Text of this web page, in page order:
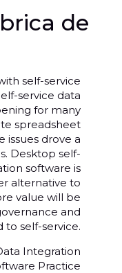
de
self-service
service data
for many
spreadsheet
issues drove a
Desktop self-
software is
alternative to
value will be
and
to self-service.
Integration
Practice